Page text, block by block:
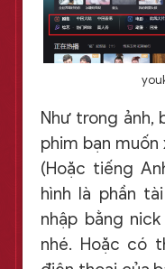
Như trong ảnh,
phim bạn muốn
(Hoặc tiếng
hình là phần
nhập bằng
nhé. Hoặc có